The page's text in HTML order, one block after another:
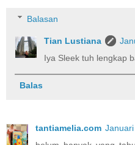
Balasan
Tian Lustiana
Iya Sleek tuh lengkap
Balas
tantiamelia.com